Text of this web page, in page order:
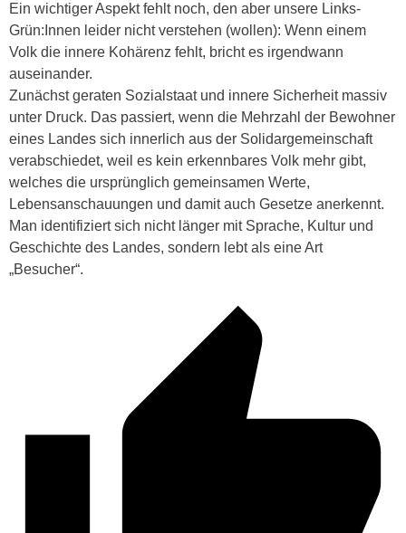
Ein wichtiger Aspekt fehlt noch, den aber unsere Links-
Grün:Innen leider nicht verstehen (wollen): Wenn einem
Volk die innere Kohärenz fehlt, bricht es irgendwann
auseinander.
Zunächst geraten Sozialstaat und innere Sicherheit massiv
unter Druck. Das passiert, wenn die Mehrzahl der Bewohner
eines Landes sich innerlich aus der Solidargemeinschaft
verabschiedet, weil es kein erkennbares Volk mehr gibt,
welches die ursprünglich gemeinsamen Werte,
Lebensanschauungen und damit auch Gesetze anerkennt.
Man identifiziert sich nicht länger mit Sprache, Kultur und
Geschichte des Landes, sondern lebt als eine Art
„Besucher“.